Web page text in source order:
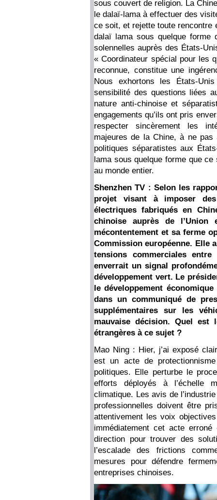
sous couvert de religion. La
le dalaï-lama à effectuer des
ce soit, et rejette toute rencontre
dalaï lama sous quelque
solennelles auprès des États-
« Coordinateur spécial pour les
reconnue, constitue une
Nous exhortons les États-
sensibilité des questions liées
nature anti-chinoise et
engagements qu’ils ont pris
respecter sincèrement les
majeures de la Chine, à ne
politiques séparatistes aux
lama sous quelque forme que
au monde entier.
Shenzhen TV : Selon les
projet visant à imposer
électriques fabriqués en
chinoise auprès de l’Union
mécontentement et sa ferme
Commission européenne. Elle
tensions commerciales
enverrait un signal
développement vert. Le
le développement
dans un communiqué de
supplémentaires sur les
mauvaise décision. Quel est
étrangères à ce sujet ?
Mao Ning : Hier, j’ai exposé
est un acte de
politiques. Elle perturbe le
efforts déployés à l’échelle
climatique. Les avis de
professionnelles doivent être
attentivement les voix
immédiatement cet acte
direction pour trouver des
l’escalade des frictions
mesures pour défendre
entreprises chinoises.